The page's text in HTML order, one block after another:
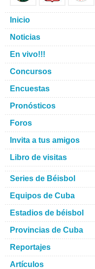
Inicio
Noticias
En vivo!!!
Concursos
Encuestas
Pronósticos
Foros
Invita a tus amigos
Libro de visitas
Series de Béisbol
Equipos de Cuba
Estadios de béisbol
Provincias de Cuba
Reportajes
Artículos